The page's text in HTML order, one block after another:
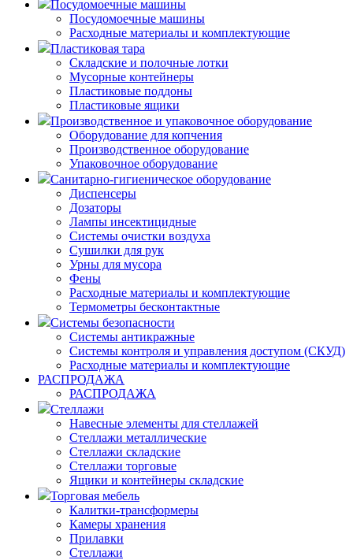
Посудомоечные машины
Посудомоечные машины
Расходные материалы и комплектующие
Пластиковая тара
Складские и полочные лотки
Мусорные контейнеры
Пластиковые поддоны
Пластиковые ящики
Производственное и упаковочное оборудование
Оборудование для копчения
Производственное оборудование
Упаковочное оборудование
Санитарно-гигиеническое оборудование
Диспенсеры
Дозаторы
Лампы инсектицидные
Системы очистки воздуха
Сушилки для рук
Урны для мусора
Фены
Расходные материалы и комплектующие
Термометры бесконтактные
Системы безопасности
Системы антикражные
Системы контроля и управления доступом (СКУД)
Расходные материалы и комплектующие
РАСПРОДАЖА
РАСПРОДАЖА
Стеллажи
Навесные элементы для стеллажей
Стеллажи металлические
Стеллажи складские
Стеллажи торговые
Ящики и контейнеры складские
Торговая мебель
Калитки-трансформеры
Камеры хранения
Прилавки
Стеллажи